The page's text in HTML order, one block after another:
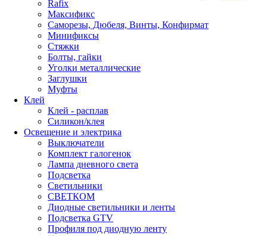
Rafix
Максификс
Саморезы, Дюбеля, Винты, Конфирмат
Минификсы
Стяжки
Болты, гайки
Уголки металлические
Заглушки
Муфты
Клей
Клей - расплав
Силикон/клея
Освещение и электрика
Выключатели
Комплект галогенок
Лампа дневного света
Подсветка
Светильники
СВЕТКОМ
Диодные светильники и ленты
Подсветка GTV
Профиля под диодную ленту